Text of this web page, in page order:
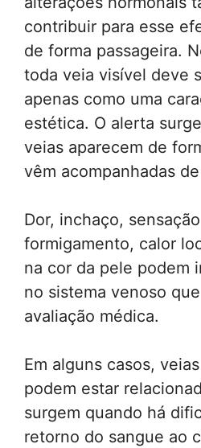
contribuir para esse
de forma passageira.
toda veia visível deve
apenas como uma
estética. O alerta
veias aparecem de
vêm acompanhadas
Dor, inchaço,
formigamento, calor
na cor da pele podem
no sistema venoso
avaliação médica.
Em alguns casos,
podem estar
surgem quando há
retorno do sangue ao